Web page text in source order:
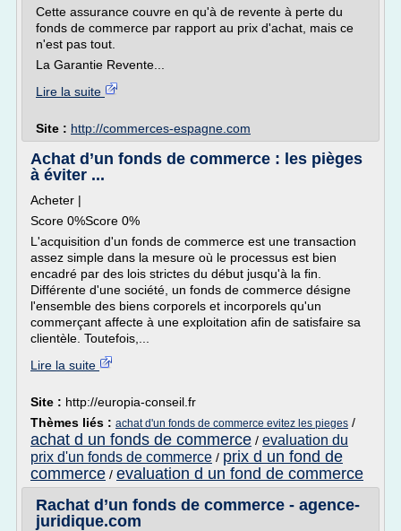
Cette assurance couvre en qu'à de revente à perte du
fonds de commerce par rapport au prix d'achat, mais ce
n'est pas tout.
La Garantie Revente...
Lire la suite
Site : http://commerces-espagne.com
Achat d’un fonds de commerce : les pièges
à éviter ...
Acheter |
Score 0%Score 0%
L'acquisition d'un fonds de commerce est une transaction
assez simple dans la mesure où le processus est bien
encadré par des lois strictes du début jusqu'à la fin.
Différente d'une société, un fonds de commerce désigne
l'ensemble des biens corporels et incorporels qu'un
commerçant affecte à une exploitation afin de satisfaire sa
clientèle. Toutefois,...
Lire la suite
Site : http://europia-conseil.fr
Thèmes liés : achat d'un fonds de commerce evitez les pieges /
achat d un fonds de commerce / evaluation du
prix d'un fonds de commerce / prix d un fond de
commerce / evaluation d un fond de commerce
Rachat d’un fonds de commerce - agence-
juridique.com